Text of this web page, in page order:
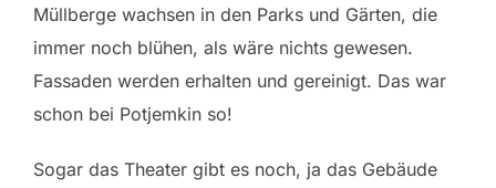
Müllberge wachsen in den Parks und Gärten, die
immer noch blühen, als wäre nichts gewesen.
Fassaden werden erhalten und gereinigt. Das war
schon bei Potjemkin so!
Sogar das Theater gibt es noch, ja das Gebäude